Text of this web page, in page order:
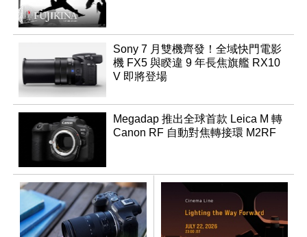
Sony 7 月雙機齊發！全域快門電影
機 FX5 與睽違 9 年長焦旗艦 RX10
V 即將登場
Megadap 推出全球首款 Leica M 轉
Canon RF 自動對焦轉接環 M2RF